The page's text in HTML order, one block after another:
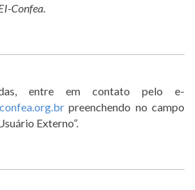
Confea.
entre em contato pelo e-
preenchendo no campo
Externo”.